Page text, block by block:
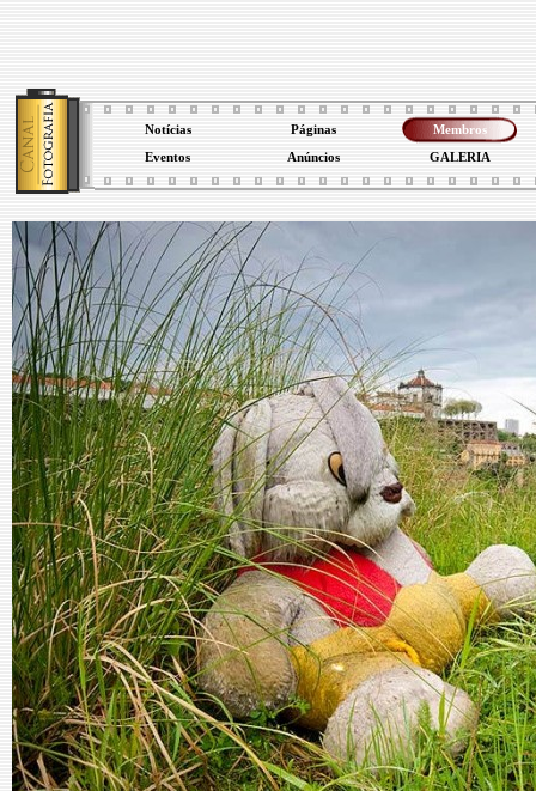
Notícias Páginas Membros
Eventos Anúncios GALERIA